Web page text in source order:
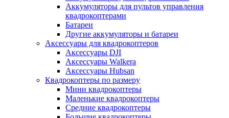
Аккумуляторы для пультов управления
квадрокоптерами
Батареи
Другие аккумуляторы и батареи
Аксессуары для квадрокоптеров
Аксессуары DJI
Аксессуары Walkera
Аксессуары Hubsan
Квадрокоптеры по размеру
Мини квадрокоптеры
Маленькие квадрокоптеры
Средние квадрокоптеры